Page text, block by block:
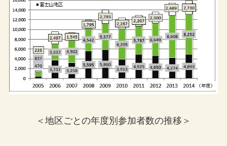
＜地区ごとの年度別参加者数の推移＞